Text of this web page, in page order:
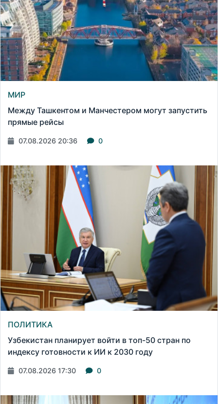
МИР
Между Ташкентом и Манчестером могут запустить
прямые рейсы
07.08.2026 20:36 0
ПОЛИТИКА
Узбекистан планирует войти в топ-50 стран по
индексу готовности к ИИ к 2030 году
07.08.2026 17:30 0